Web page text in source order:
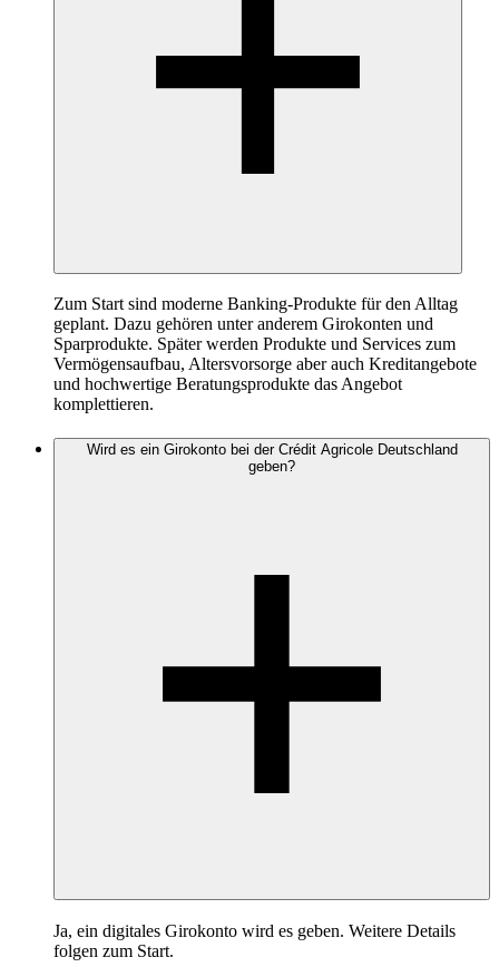
Zum Start sind moderne Banking-Produkte für den Alltag
geplant. Dazu gehören unter anderem Girokonten und
Sparprodukte. Später werden Produkte und Services zum
Vermögensaufbau, Altersvorsorge aber auch Kreditangebote
und hochwertige Beratungsprodukte das Angebot
komplettieren.
Wird es ein Girokonto bei der Crédit Agricole Deutschland
geben?
Ja, ein digitales Girokonto wird es geben. Weitere Details
folgen zum Start.